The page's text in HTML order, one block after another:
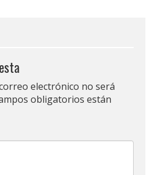
electrónico no será
obligatorios están